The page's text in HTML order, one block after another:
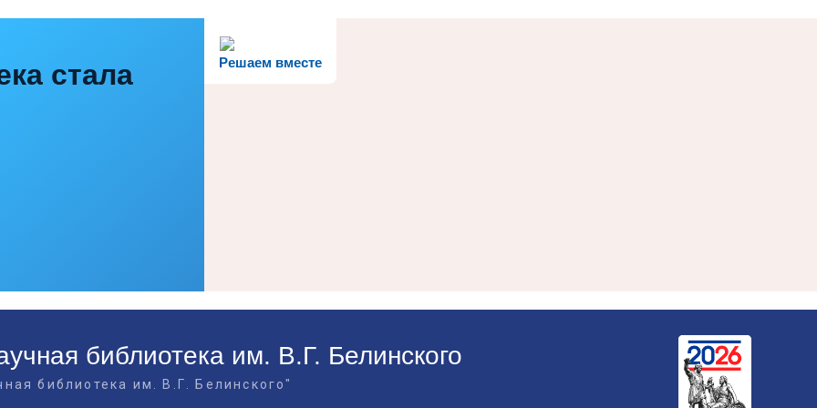
Решаем вместе
стала
библиотека им. В.Г. Белинского
библиотека им. В.Г. Белинского"